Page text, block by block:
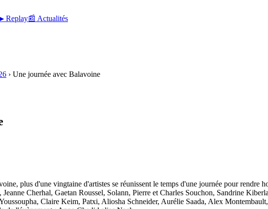
Replay📰 Actualités
› Une journée avec Balavoine
plus d'une vingtaine d'artistes se réunissent le temps d'une journée pour
Cherhal, Gaetan Roussel, Solann, Pierre et Charles Souchon, Sandrine
Claire Keim, Patxi, Aliosha Schneider, Aurélie Saada, Alex